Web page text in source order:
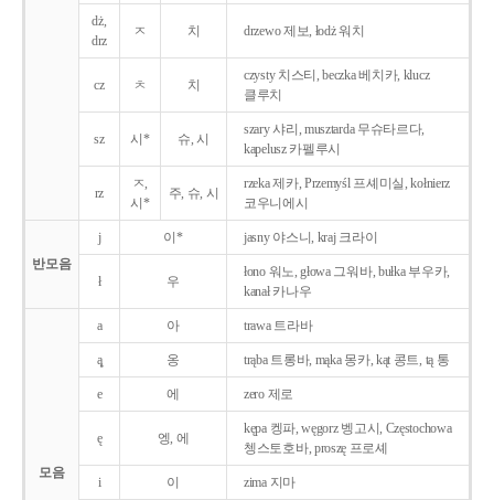
dż,
drz
ㅈ 치 drzewo 제보, łodż 워치
cz ㅊ 치
czysty 치스티, beczka 베치카, klucz
클루치
sz 시* 슈, 시
szary 샤리, musztarda 무슈타르다,
kapelusz 카펠루시
rz
ㅈ,
시*
주, 슈, 시
rzeka 제카, Przemyśl 프셰미실, kołnierz
코우니에시
반모음
j 이* jasny 야스니, kraj 크라이
ł 우
łono 워노, głowa 그워바, bułka 부우카,
kanał 카나우
모음
a 아 trawa 트라바
ą̨ 옹 trąba 트롱바, mąka 몽카, kąt 콩트, tą 통
e 에 zero 제로
ę 엥, 에
kępa 켕파, węgorz 벵고시, Częstochowa
쳉스토호바, proszę 프로셰
i 이 zima 지마